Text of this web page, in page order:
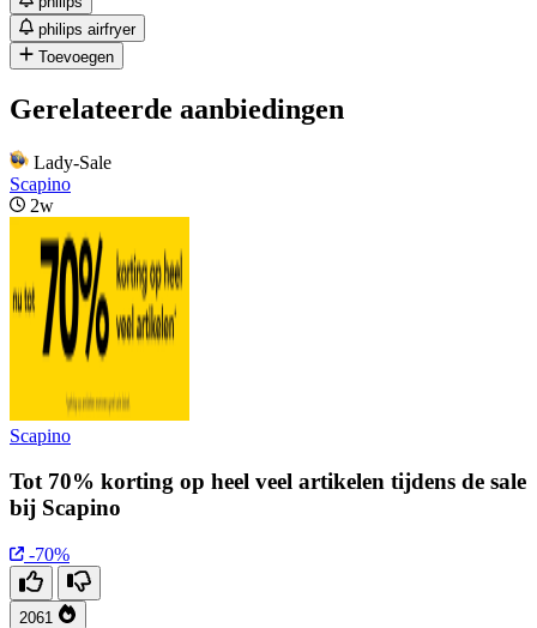
philips airfryer
Toevoegen
Gerelateerde aanbiedingen
Lady-Sale
Scapino
2w
Scapino
Tot 70% korting op heel veel artikelen tijdens de sale
bij Scapino
-70%
2061